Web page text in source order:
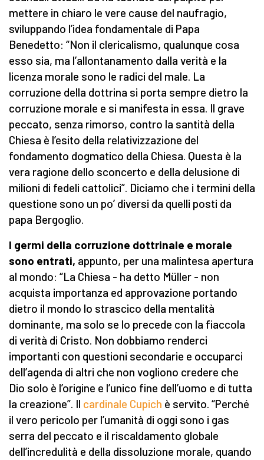
mettere in chiaro le vere cause del naufragio,
sviluppando l’idea fondamentale di Papa
Benedetto: “Non il clericalismo, qualunque cosa
esso sia, ma l’allontanamento dalla verità e la
licenza morale sono le radici del male. La
corruzione della dottrina si porta sempre dietro la
corruzione morale e si manifesta in essa. Il grave
peccato, senza rimorso, contro la santità della
Chiesa è l’esito della relativizzazione del
fondamento dogmatico della Chiesa. Questa è la
vera ragione dello sconcerto e della delusione di
milioni di fedeli cattolici”. Diciamo che i termini della
questione sono un po’ diversi da quelli posti da
papa Bergoglio.
I germi della corruzione dottrinale e morale
sono entrati, appunto, per una malintesa apertura
al mondo: “La Chiesa - ha detto Müller - non
acquista importanza ed approvazione portando
dietro il mondo lo strascico della mentalità
dominante, ma solo se lo precede con la fiaccola
di verità di Cristo. Non dobbiamo renderci
importanti con questioni secondarie e occuparci
dell’agenda di altri che non vogliono credere che
Dio solo è l’origine e l’unico fine dell’uomo e di tutta
la creazione”. Il cardinale Cupich è servito. “Perché
il vero pericolo per l’umanità di oggi sono i gas
serra del peccato e il riscaldamento globale
dell’incredulità e della dissoluzione morale, quando